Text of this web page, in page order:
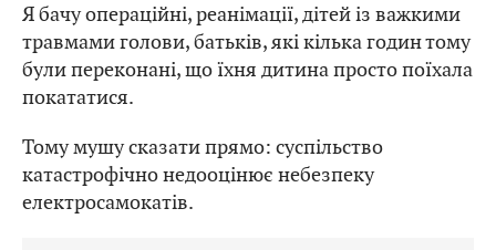
Я бачу операційні, реанімації, дітей із важкими
травмами голови, батьків, які кілька годин тому
були переконані, що їхня дитина просто поїхала
покататися.
Тому мушу сказати прямо: суспільство
катастрофічно недооцінює небезпеку
електросамокатів.